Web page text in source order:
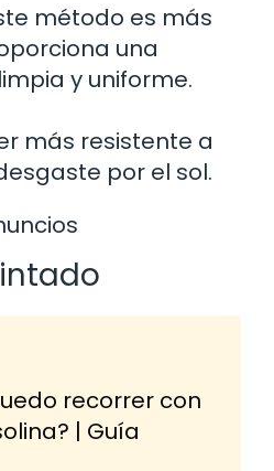
método es más
una
y uniforme.
más resistente a
por el sol.
recorrer con
| Guía